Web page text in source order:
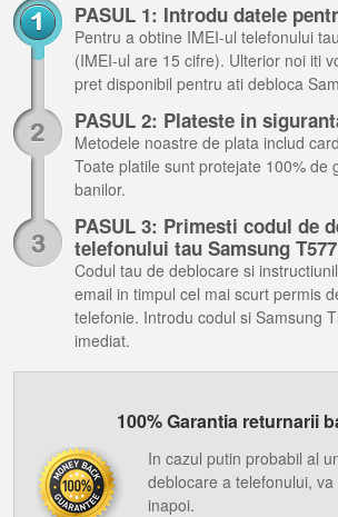
PASUL 1: Introdu datele
Pentru a obtine IMEI-ul telefonului
(IMEI-ul are 15 cifre). Ulterior noi iti
pret disponibil pentru ati debloca
PASUL 2: Plateste in
Metodele noastre de plata includ
Toate platile sunt protejate 100% de
banilor.
PASUL 3: Primesti codul de
telefonului tau Samsung T577
Codul tau de deblocare si
email in timpul cel mai scurt permis
telefonie. Introdu codul si Samsung
imediat.
100% Garantia returnarii
In cazul putin probabil al
deblocare a telefonului,
inapoi.